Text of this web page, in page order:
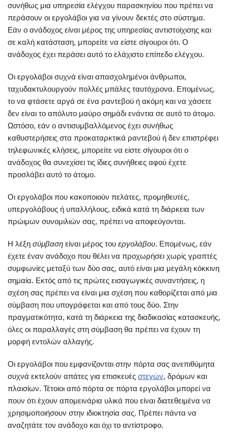
συνήθως μια υπηρεσία ελέγχου παρασκηνίου που πρέπει να
περάσουν οι εργολάβοι για να γίνουν δεκτές στο σύστημα.
Εάν ο ανάδοχος είναι μέρος της υπηρεσίας αντιστοίχισης και
σε καλή κατάσταση, μπορείτε να είστε σίγουροι ότι. Ο
ανάδοχος έχει περάσει αυτό το ελάχιστο επίπεδο ελέγχου.
Οι εργολάβοι συχνά είναι απασχολημένοι άνθρωποι,
ταχυδακτυλουργούν πολλές μπάλες ταυτόχρονα. Επομένως,
το να φτάσετε αργά σε ένα ραντεβού ή ακόμη και να χάσετε
δεν είναι το απόλυτο μαύρο σημάδι ενάντια σε αυτό το άτομο.
Ωστόσο, εάν ο αντισυμβαλλόμενος έχει συνήθως
καθυστερήσεις στα προκαταρκτικά ραντεβού ή δεν επιστρέφει
τηλεφωνικές κλήσεις, μπορείτε να είστε σίγουροι ότι ο
ανάδοχος θα συνεχίσει τις ίδιες συνήθειες αφού έχετε
προσλάβει αυτό το άτομο.
Οι εργολάβοι που κακοποιούν πελάτες, προμηθευτές,
υπεργολάβους ή υπαλλήλους, ειδικά κατά τη διάρκεια των
πρώιμων συνομιλιών σας, πρέπει να αποφεύγονται.
Η λέξη σύμβαση είναι μέρος του εργολάβου. Επομένως, εάν
έχετε έναν ανάδοχο που θέλει να προχωρήσει χωρίς γραπτές
συμφωνίες μεταξύ των δύο σας, αυτό είναι μια μεγάλη κόκκινη
σημαία. Εκτός από τις πρώτες εισαγωγικές συναντήσεις, η
σχέση σας πρέπει να είναι μια σχέση που καθορίζεται από μια
σύμβαση που υπογράφεται και από τους δύο. Στην
πραγματικότητα, κατά τη διάρκεια της διαδικασίας κατασκευής,
όλες οι παραλλαγές στη σύμβαση θα πρέπει να έχουν τη
μορφή εντολών αλλαγής.
Οι εργολάβοι που εμφανίζονται στην πόρτα σας ανεπιθύμητα
συχνά εκτελούν απάτες για επισκευές στεγών, δρόμων και
πλαισίων. Τέτοιοι από πόρτα σε πόρτα εργολάβοι μπορεί να
πουν ότι έχουν απομεινάρια υλικά που είναι διατεθειμένα να
χρησιμοποιήσουν στην ιδιοκτησία σας. Πρέπει πάντα να
αναζητάτε τον ανάδοχο και όχι το αντίστροφο.